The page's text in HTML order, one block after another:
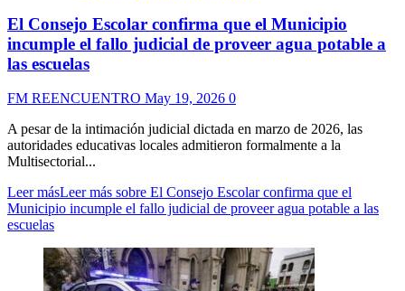
El Consejo Escolar confirma que el Municipio
incumple el fallo judicial de proveer agua potable a
las escuelas
FM REENCUENTRO May 19, 2026 0
A pesar de la intimación judicial dictada en marzo de 2026, las
autoridades educativas locales admitieron formalmente a la
Multisectorial...
Leer másLeer más sobre El Consejo Escolar confirma que el
Municipio incumple el fallo judicial de proveer agua potable a las
escuelas